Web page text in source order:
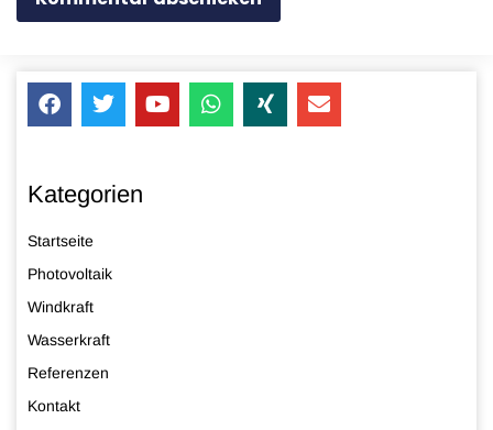
Kategorien
Startseite
Photovoltaik
Windkraft
Wasserkraft
Referenzen
Kontakt